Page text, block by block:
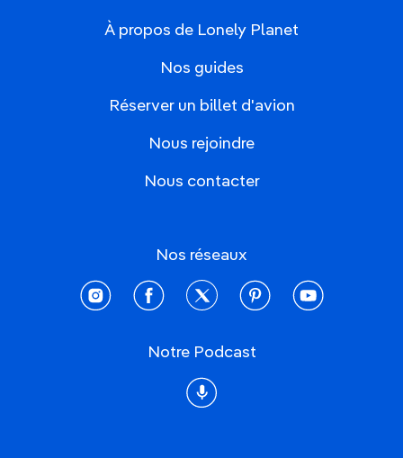
À propos de Lonely Planet
Nos guides
Réserver un billet d'avion
Nous rejoindre
Nous contacter
Nos réseaux
instagramfacebooktwitter pinterestyoutube
Notre Podcast
Podcast